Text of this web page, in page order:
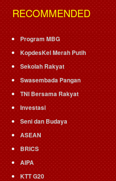
RECOMMENDED
Program MBG
KopdesKel Merah Putih
Sekolah Rakyat
Swasembada Pangan
TNI Bersama Rakyat
Investasi
Seni dan Budaya
ASEAN
BRICS
AIPA
KTT G20